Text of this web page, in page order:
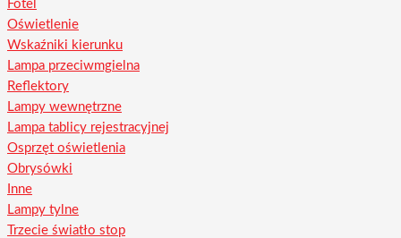
Fotel
Oświetlenie
Wskaźniki kierunku
Lampa przeciwmgielna
Reflektory
Lampy wewnętrzne
Lampa tablicy rejestracyjnej
Osprzęt oświetlenia
Obrysówki
Inne
Lampy tylne
Trzecie światło stop